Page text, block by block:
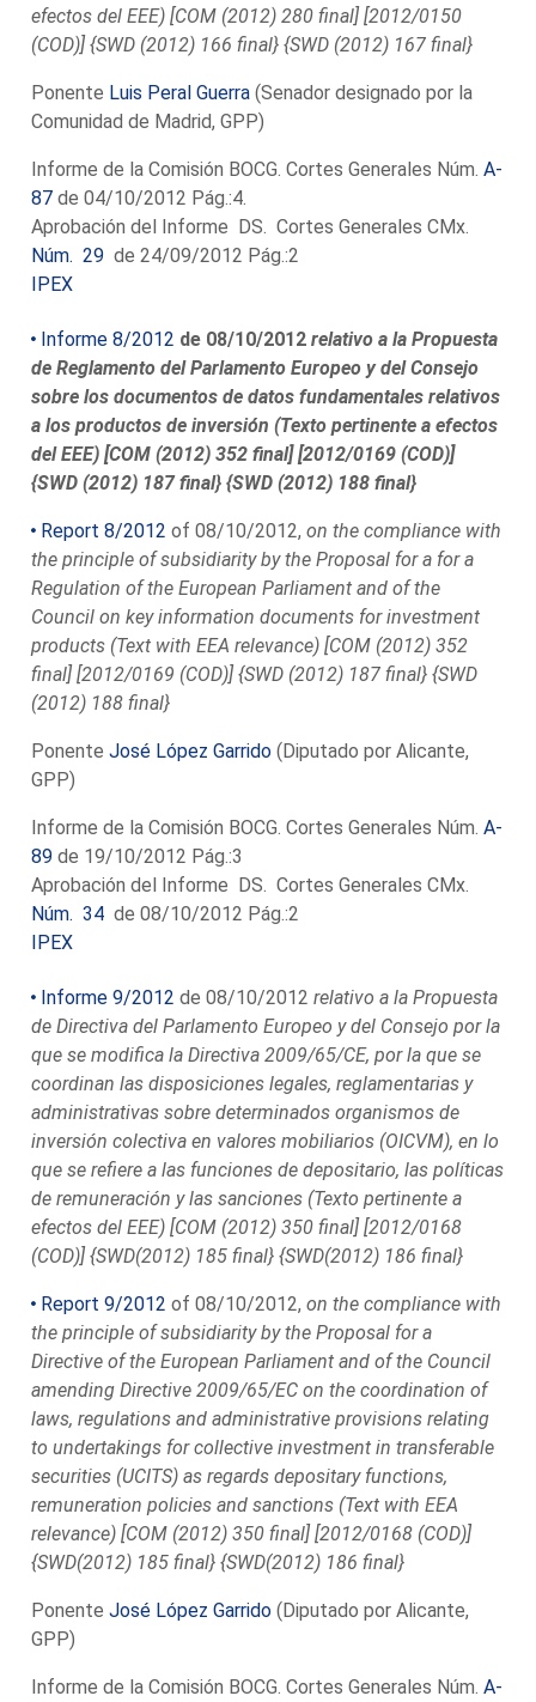
efectos del EEE) [COM (2012) 280 final] [2012/0150
(COD)] {SWD (2012) 166 final} {SWD (2012) 167 final}
Ponente Luis Peral Guerra (Senador designado por la
Comunidad de Madrid, GPP)
Informe de la Comisión BOCG. Cortes Generales Núm.A-
87 de 04/10/2012 Pág.:4.
Aprobación del Informe DS. Cortes Generales CMx.
Núm. 29 de 24/09/2012 Pág.:2
IPEX
Informe 8/2012 de 08/10/2012relativo a la Propuesta
de Reglamento del Parlamento Europeo y del Consejo
sobre los documentos de datos fundamentales relativos
a los productos de inversión (Texto pertinente a efectos
del EEE) [COM (2012) 352 final] [2012/0169 (COD)]
{SWD (2012) 187 final} {SWD (2012) 188 final}
Report 8/2012 of 08/10/2012, on the compliance with
the principle of subsidiarity by the Proposal for a for a
Regulation of the European Parliament and of the
Council on key information documents for investment
products (Text with EEA relevance) [COM (2012) 352
final] [2012/0169 (COD)] {SWD (2012) 187 final} {SWD
(2012) 188 final}
PonenteJosé López Garrido (Diputado por Alicante,
GPP)
Informe de la Comisión BOCG. Cortes Generales Núm.A-
89 de 19/10/2012 Pág.:3
Aprobación del Informe DS. Cortes Generales CMx.
Núm. 34 de 08/10/2012 Pág.:2
IPEX
Informe 9/2012 de 08/10/2012relativo a la Propuesta
de Directiva del Parlamento Europeo y del Consejo por la
que se modifica la Directiva 2009/65/CE, por la que se
coordinan las disposiciones legales, reglamentarias y
administrativas sobre determinados organismos de
inversión colectiva en valores mobiliarios (OICVM), en lo
que se refiere a las funciones de depositario, las políticas
de remuneración y las sanciones (Texto pertinente a
efectos del EEE) [COM (2012) 350 final] [2012/0168
(COD)] {SWD(2012) 185 final} {SWD(2012) 186 final}
Report 9/2012 of 08/10/2012,on the compliance with
the principle of subsidiarity by the Proposal for a
Directive of the European Parliament and of the Council
amending Directive 2009/65/EC on the coordination of
laws, regulations and administrative provisions relating
to undertakings for collective investment in transferable
securities (UCITS) as regards depositary functions,
remuneration policies and sanctions (Text with EEA
relevance) [COM (2012) 350 final] [2012/0168 (COD)]
{SWD(2012) 185 final} {SWD(2012) 186 final}
PonenteJosé López Garrido (Diputado por Alicante,
GPP)
Informe de la Comisión BOCG. Cortes Generales Núm.A-